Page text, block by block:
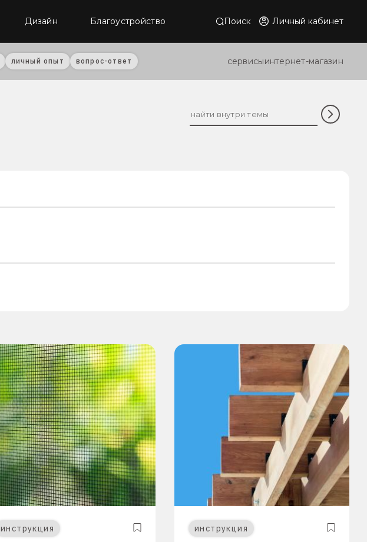
Дизайн Благоустройство Поиск Личный кабинет
личный опыт вопрос-ответ сервисыинтернет-магазин
инструкция инструкция